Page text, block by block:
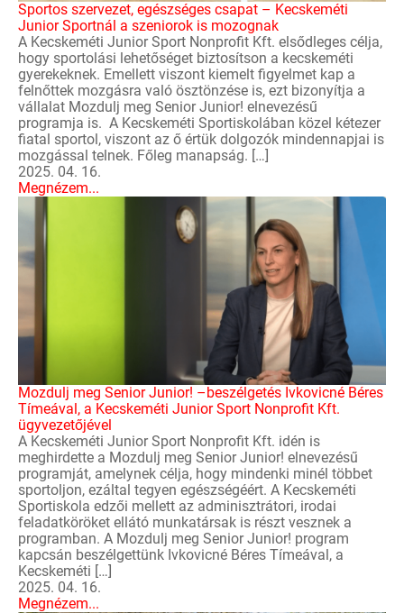
Sportos szervezet, egészséges csapat – Kecskeméti
Junior Sportnál a szeniorok is mozognak
A Kecskeméti Junior Sport Nonprofit Kft. elsődleges célja,
hogy sportolási lehetőséget biztosítson a kecskeméti
gyerekeknek. Emellett viszont kiemelt figyelmet kap a
felnőttek mozgásra való ösztönzése is, ezt bizonyítja a
vállalat Mozdulj meg Senior Junior! elnevezésű
programja is. A Kecskeméti Sportiskolában közel kétezer
fiatal sportol, viszont az ő értük dolgozók mindennapjai is
mozgással telnek. Főleg manapság. […]
2025. 04. 16.
Megnézem...
Mozdulj meg Senior Junior! –beszélgetés Ivkovicné Béres
Tímeával, a Kecskeméti Junior Sport Nonprofit Kft.
ügyvezetőjével
A Kecskeméti Junior Sport Nonprofit Kft. idén is
meghirdette a Mozdulj meg Senior Junior! elnevezésű
programját, amelynek célja, hogy mindenki minél többet
sportoljon, ezáltal tegyen egészségéért. A Kecskeméti
Sportiskola edzői mellett az adminisztrátori, irodai
feladatköröket ellátó munkatársak is részt vesznek a
programban. A Mozdulj meg Senior Junior! program
kapcsán beszélgettünk Ivkovicné Béres Tímeával, a
Kecskeméti […]
2025. 04. 16.
Megnézem...